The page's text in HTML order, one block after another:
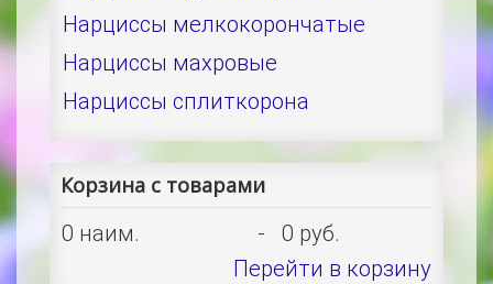
Нарциссы мелкокорончатые
Нарциссы махровые
Нарциссы сплиткорона
Корзина с товарами
0 наим. -
0 руб.
Перейти в корзину